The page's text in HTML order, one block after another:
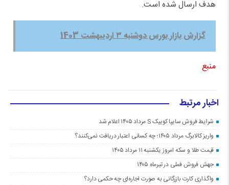
هدف ارسال شده است.
گزارش بازار بورس دوشنبه ۳ اردیبهشت 1403
منبع
اخبار مرتبط
شرایط فروش سایپا کوییک S مرداد ۱۴۰۵ اعلام شد
واریز کالابرگ مرداد ۱۴۰۵؛ چه کسانی اعتبار دریافت نمی‌کنند؟
قیمت طلا و سکه امروز یکشنبه ۱۱ مرداد ۱۴۰۵
جهش فروش فملی در تیرماه ۱۴۰۵
واگذاری کارت بازرگانی به صورت اجاره‌ای چه حکمی دارد؟